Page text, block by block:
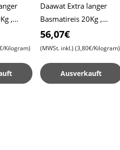
,
Reis
Kilogram)
Daawat Extra langer
Basmatireis 20Kg ,
Daawat Reis , Pulao-Reis
, Biryani-Reis
56,07€
(MWSt. inkl.) (3,80€/Kilogram)
Ausverkauft